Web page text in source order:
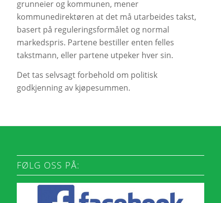
grunneier og kommunen, mener
kommunedirektøren at det må utarbeides takst,
basert på reguleringsformålet og normal
markedspris. Partene bestiller enten felles
takstmann, eller partene utpeker hver sin.
Det tas selvsagt forbehold om politisk
godkjenning av kjøpesummen.
FØLG OSS PÅ: